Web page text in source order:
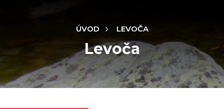
ÚVOD LEVOČA
Levoča